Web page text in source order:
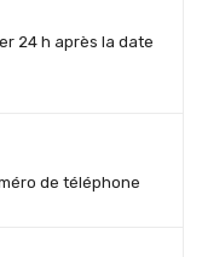
24 h après la date
de téléphone